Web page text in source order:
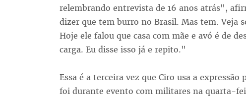
relembrando entrevista de 16 anos atrás",
dizer que tem burro no Brasil. Mas tem. Veja
Hoje ele falou que casa com mãe e avó é de
carga. Eu disse isso já e repito."
Essa é a terceira vez que Ciro usa a
foi durante evento com militares na quarta-